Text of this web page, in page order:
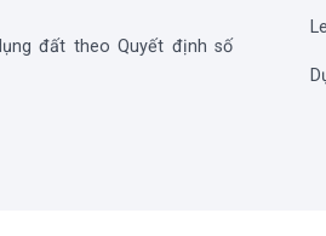
đất theo Quyết định số